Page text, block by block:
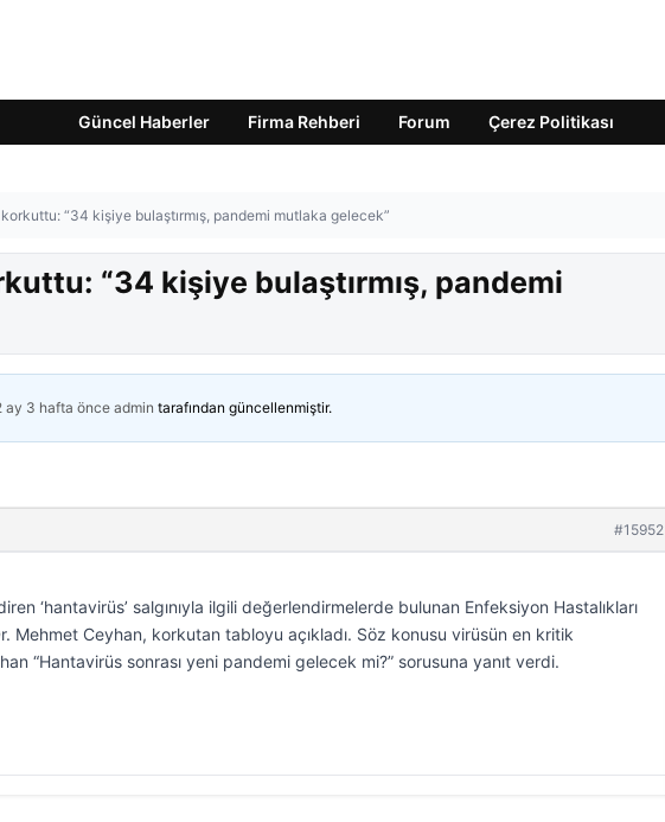
Güncel Haberler Firma Rehberi Forum Çerez Politikası
“34 kişiye bulaştırmış, pandemi mutlaka gelecek”
“34 kişiye bulaştırmış, pandemi
ay 3 hafta önceadmin tarafından güncellenmiştir.
#15952
‘hantavirüs’ salgınıyla ilgili değerlendirmelerde bulunan Enfeksiyon Hastalıkları
Mehmet Ceyhan, korkutan tabloyu açıkladı. Söz konusu virüsün en kritik
“Hantavirüs sonrası yeni pandemi gelecek mi?” sorusuna yanıt verdi.